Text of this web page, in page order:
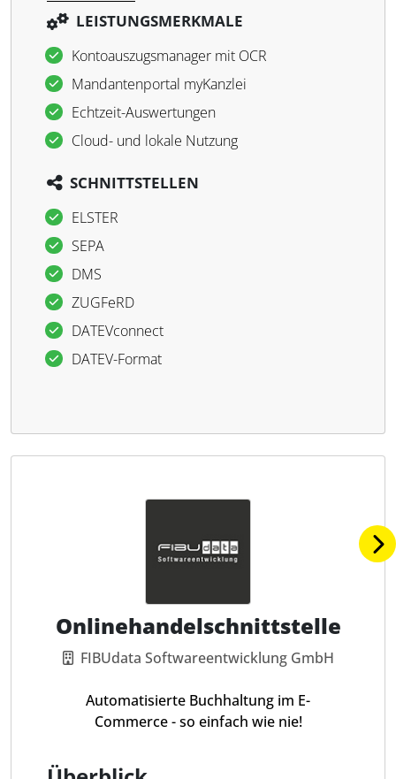
LEISTUNGSMERKMALE
Kontoauszugsmanager mit OCR
Mandantenportal myKanzlei
Echtzeit-Auswertungen
Cloud- und lokale Nutzung
SCHNITTSTELLEN
ELSTER
SEPA
DMS
ZUGFeRD
DATEVconnect
DATEV-Format
Onlinehandelschnittstelle
FIBUdata Softwareentwicklung GmbH
Automatisierte Buchhaltung im E-
Commerce - so einfach wie nie!